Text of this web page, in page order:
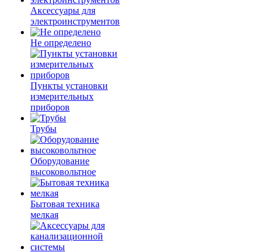
Аксессуары для
электроинструментов
Не определено
Пункты установки
измерительных
приборов
Трубы
Оборудование
высоковольтное
Бытовая техника
мелкая